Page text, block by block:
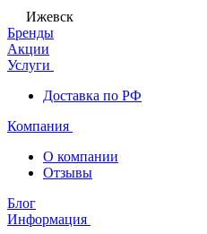
Ижевск
Бренды
Акции
Услуги
Доставка по РФ
Компания
О компании
Отзывы
Блог
Информация